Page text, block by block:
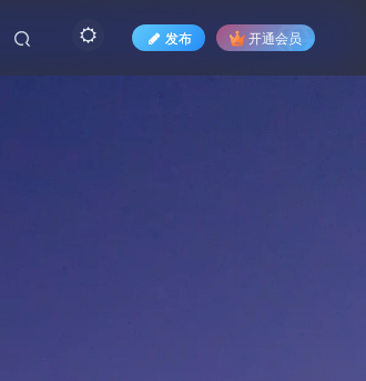
发布 开通会员